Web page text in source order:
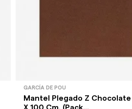
GARCÍA DE POU
Mantel Plegado Z Chocolate